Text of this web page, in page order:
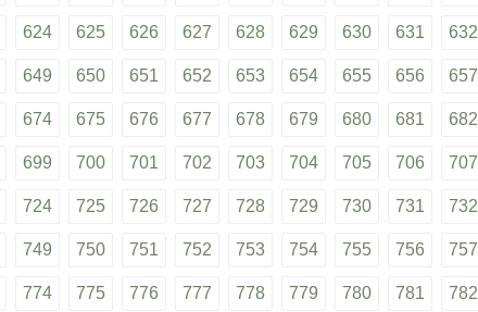
624 625 626 627 628 629 630 631 632
649 650 651 652 653 654 655 656 657
674 675 676 677 678 679 680 681 682
699 700 701 702 703 704 705 706 707
724 725 726 727 728 729 730 731 732
749 750 751 752 753 754 755 756 757
774 775 776 777 778 779 780 781 782